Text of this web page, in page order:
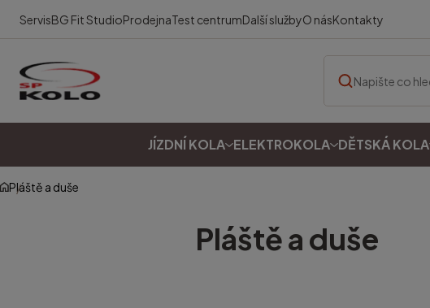
ServisBG Fit StudioProdejnaTest centrumDalší službyO násKontakty
JÍZDNÍ KOLA ELEKTROKOLA DĚTSKÁ KOLA
Pláště a duše
Pláště a duše